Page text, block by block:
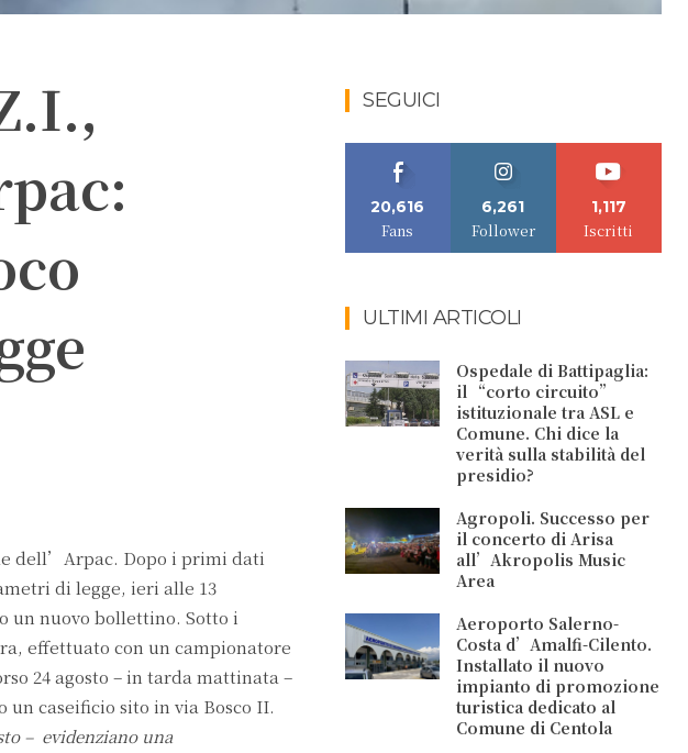
dell’Arpac. Dopo i primi dati
di legge, ieri alle 13
un nuovo bollettino. Sotto i
effettuato con un campionatore
24 agosto – in tarda mattinata –
caseificio sito in via Bosco II.
– evidenziano una
SEGUICI
20,616
Fans
6,261
Follower
1,117
Iscritti
ULTIMI ARTICOLI
Ospedale di Battipaglia:
il “corto circuito”
istituzionale tra ASL e
Comune. Chi dice la
verità sulla stabilità del
presidio?
Agropoli. Successo per
il concerto di Arisa
all’Akropolis Music
Area
Aeroporto Salerno-
Costa d’Amalfi-Cilento.
Installato il nuovo
impianto di promozione
turistica dedicato al
Comune di Centola